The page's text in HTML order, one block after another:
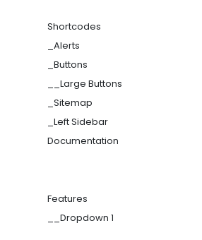
Shortcodes
_Alerts
_Buttons
__Large Buttons
_Sitemap
_Left Sidebar
Documentation
Features
__Dropdown 1